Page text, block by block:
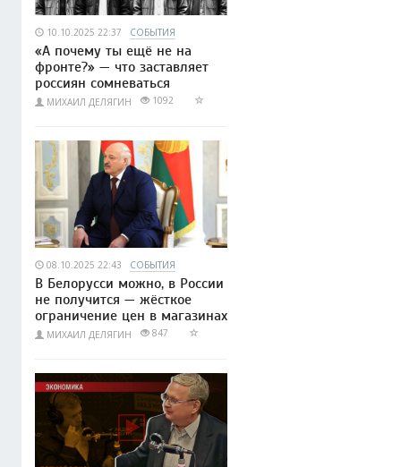
10.10.2025 22:37 СОБЫТИЯ
«А почему ты ещё не на
фронте?» — что заставляет
россиян сомневаться
МИХАИЛ ДЕЛЯГИН 1092
08.10.2025 22:43 СОБЫТИЯ
В Белорусси можно, в России
не получится — жёсткое
ограничение цен в магазинах
МИХАИЛ ДЕЛЯГИН 847